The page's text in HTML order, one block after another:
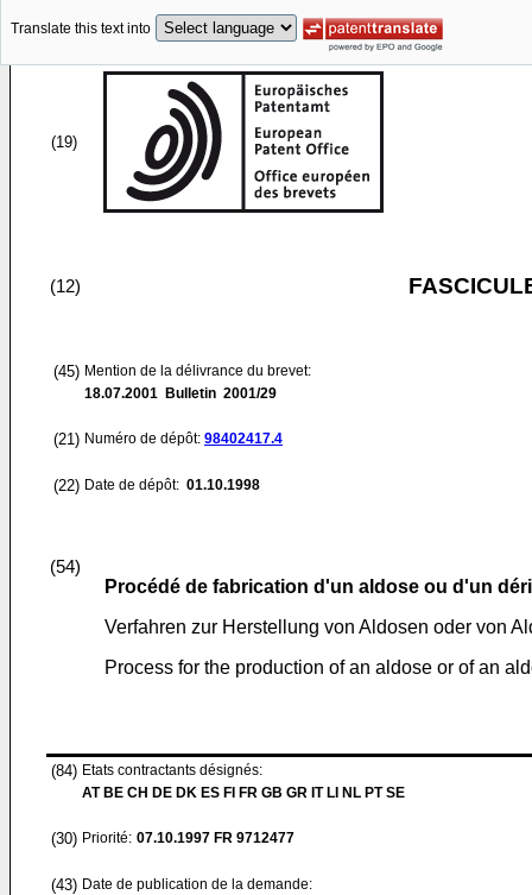
Translate this text into
(19)
(12)
(45) Mention de la délivrance du brevet:
18.07.2001 Bulletin 2001/29
(21) Numéro de dépôt: 98402417.4
(22) Date de dépôt: 01.10.1998
(54)
Procédé de fabrication d'un aldose ou d'un
Verfahren zur Herstellung von Aldosen oder von
Process for the production of an aldose or of an
(84) Etats contractants désignés:
AT BE CH DE DK ES FI FR GB GR IT LI NL PT SE
(30) Priorité: 07.10.1997 FR 9712477
(43) Date de publication de la demande: